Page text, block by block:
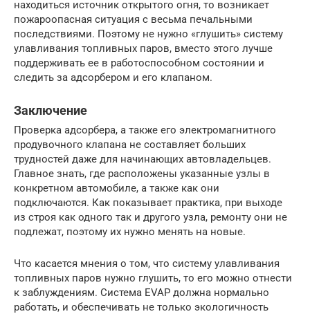
находиться источник открытого огня, то возникает
пожароопасная ситуация с весьма печальными
последствиями. Поэтому не нужно «глушить» систему
улавливания топливных паров, вместо этого лучше
поддерживать ее в работоспособном состоянии и
следить за адсорбером и его клапаном.
Заключение
Проверка адсорбера, а также его электромагнитного
продувочного клапана не составляет больших
трудностей даже для начинающих автовладельцев.
Главное знать, где расположены указанные узлы в
конкретном автомобиле, а также как они
подключаются. Как показывает практика, при выходе
из строя как одного так и другого узла, ремонту они не
подлежат, поэтому их нужно менять на новые.
Что касается мнения о том, что систему улавливания
топливных паров нужно глушить, то его можно отнести
к заблуждениям. Система EVAP должна нормально
работать, и обеспечивать не только экологичность